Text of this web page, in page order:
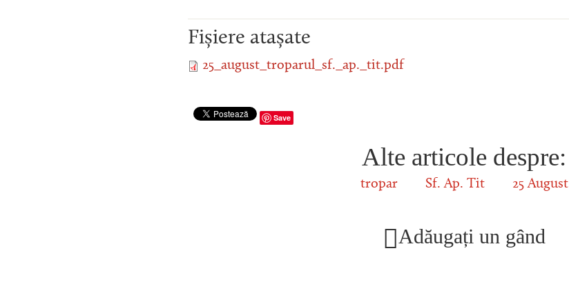
Fișiere atașate
25_august_troparul_sf._ap._tit.pdf
Save
Alte articole despre:
tropar Sf. Ap. Tit 25 August
Adăugați un gând